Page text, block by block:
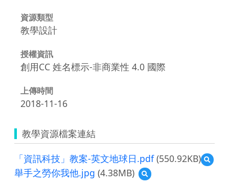
資源類型
教學設計
授權資訊
創用CC 姓名標示-非商業性 4.0 國際
上傳時間
2018-11-16
教學資源檔案連結
「資訊科技」教案-英文地球日.pdf(550.92KB)
預
覽
舉手之勞你我他.jpg (4.38MB)
預
覽